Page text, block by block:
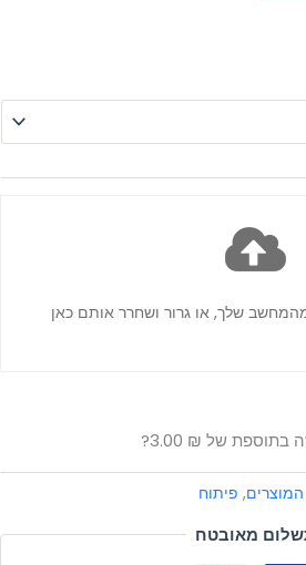
שלך, או גרור ושחרר אותם כאן
בתוספת של 3.00 ₪
?
, פיתוח
מאובטח